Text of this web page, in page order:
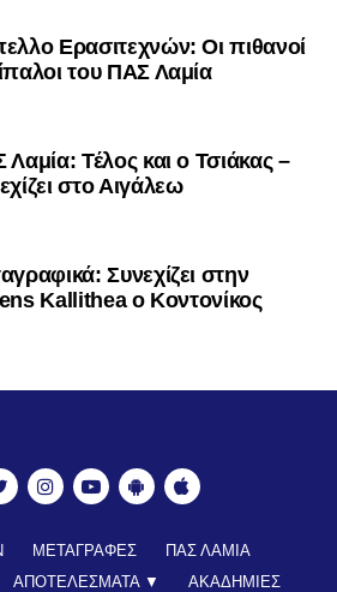
Ερασιτεχνών: Οι πιθανοί
του ΠΑΣ Λαμία
Λαμία: Τέλος και ο Τσιάκας –
στο Αιγάλεω
Συνεχίζει στην
Kallithea ο Κοντονίκος
ΜΕΤΑΓΡΑΦΕΣ
ΠΑΣ ΛΑΜΙΑ
ΑΠΟΤΕΛΕΣΜΑΤΑ ▼
ΑΚΑΔΗΜΙΕΣ